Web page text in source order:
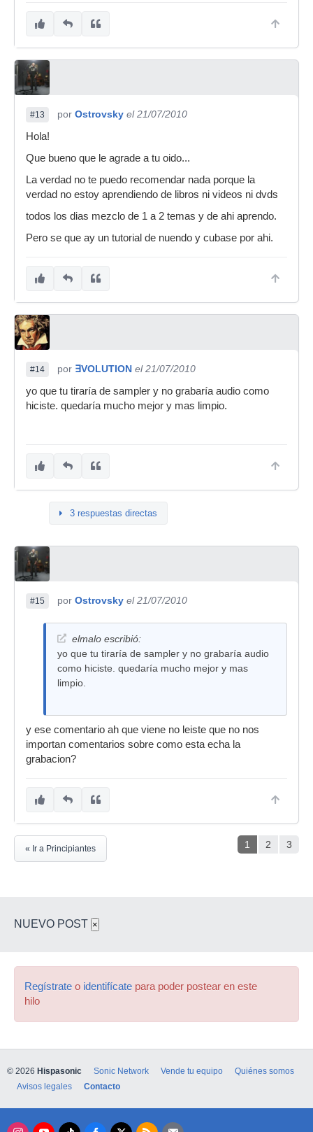
#13 por Ostrovsky el 21/07/2010
Hola!
Que bueno que le agrade a tu oido...
La verdad no te puedo recomendar nada porque la
verdad no estoy aprendiendo de libros ni videos ni dvds
todos los dias mezclo de 1 a 2 temas y de ahi aprendo.
Pero se que ay un tutorial de nuendo y cubase por ahi.
#14 por ∃VOLUTION el 21/07/2010
yo que tu tiraría de sampler y no grabaría audio como
hiciste. quedaría mucho mejor y mas limpio.
3 respuestas directas
#15 por Ostrovsky el 21/07/2010
elmalo escribió:
yo que tu tiraría de sampler y no grabaría audio
como hiciste. quedaría mucho mejor y mas
limpio.
y ese comentario ah que viene no leiste que no nos
importan comentarios sobre como esta echa la
grabacion?
1 2 3
« Ir a Principiantes
NUEVO POST ×
Regístrate o identifícate para poder postear en este
hilo
© 2026 Hispasonic Sonic Network Vende tu equipo
Quiénes somos
Avisos legales
Contacto